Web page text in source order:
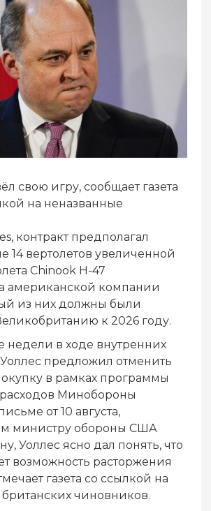
свою игру, сообщает газета
на неназванные
контракт предполагал
14 вертолетов увеличенной
Chinook H-47
американской компании
из них должны были
к 2026 году.
недели в ходе внутренних
предложил отменить
в рамках программы
Минобороны
от 10 августа,
министру обороны США
Уоллес ясно дал понять, что
возможность расторжения
газета со ссылкой на
чиновников.